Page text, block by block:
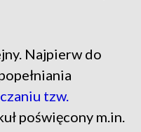
Najpierw do
tzw.
poświęcony m.in.